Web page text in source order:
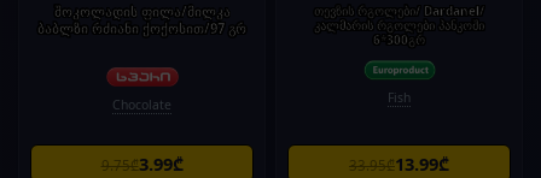
შოკოლადის ფილა/მილკა
ბაბლზი რძიანი ქოქოსით/97 გრ
Chocolate
9.75₾3.99₾
თევზის რგოლები/ Dardanel/
კალმარის რგოლები პანკოში
6*300გრ
Fish
33.95₾13.99₾